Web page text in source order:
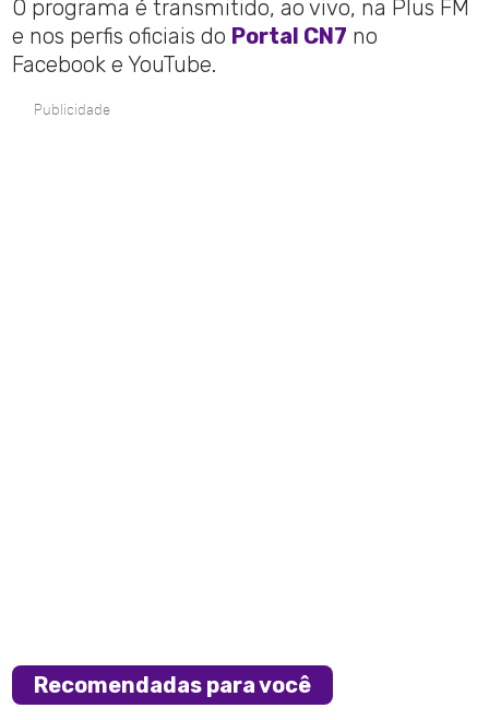
O programa é transmitido, ao vivo, na Plus FM
e nos perfis oficiais do Portal CN7 no
Facebook e YouTube.
Publicidade
Recomendadas para você